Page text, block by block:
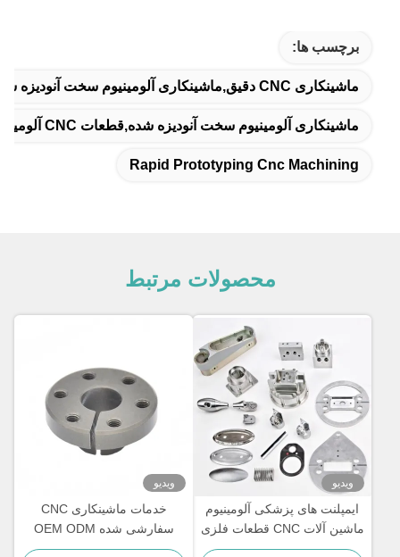
برچسب ها:
ماشینکاری CNC دقیق,ماشینکاری آلومینیوم سخت آنودیزه شده,نمونه سازی سریع ماشینکاری CNC
ماشینکاری آلومینیوم سخت آنودیزه شده,قطعات CNC آلومینیومی آنودیزه شده,قطعات CNC آلومینیومی Odm
Rapid Prototyping Cnc Machining
محصولات مرتبط
ویدیو
ایمپلنت های پزشکی آلومینیوم
ماشین آلات CNC قطعات فلزی
CNC سفارشی
ویدیو
خدمات ماشینکاری CNC
سفارشی شده OEM ODM
Cnc Rapid Prototype